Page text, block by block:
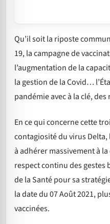
Qu’il soit la riposte
19, la campagne de
l’augmentation de la
la gestion de la Covid…
pandémie avec à la clé,
En ce qui concerne cette
contagiosité du virus Delta,
à adhérer massivement à
respect continu des
de la Santé pour sa
la date du 07 Août 2021,
vaccinées.